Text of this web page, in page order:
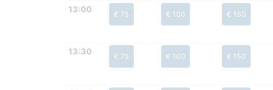
13:00 € 75 € 100 € 150
13:30 € 75 € 100 € 150